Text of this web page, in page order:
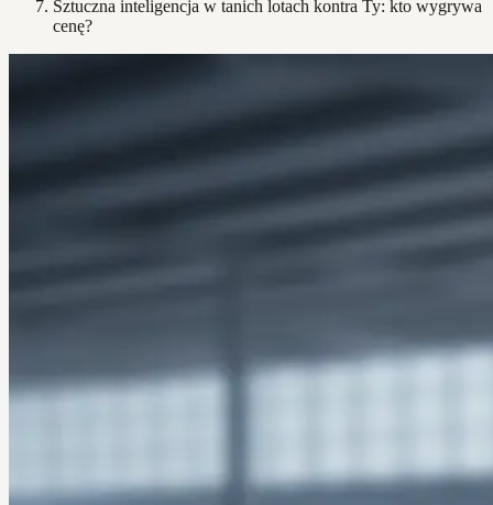
Sztuczna inteligencja w tanich lotach kontra Ty: kto wygrywa
cenę?